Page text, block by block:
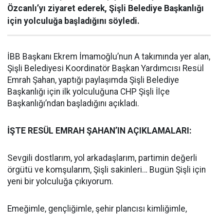
Özcanlı’yı ziyaret ederek, Şişli Belediye Başkanlığı
için yolculuğa başladığını söyledi.
İBB Başkanı Ekrem İmamoğlu’nun A takımında yer alan,
Şişli Belediyesi Koordinatör Başkan Yardımcısı Resül
Emrah Şahan, yaptığı paylaşımda Şişli Belediye
Başkanlığı için ilk yolculuğuna CHP Şişli İlçe
Başkanlığı’ndan başladığını açıkladı.
İŞTE RESÜL EMRAH ŞAHAN’IN AÇIKLAMALARI:
Sevgili dostlarım, yol arkadaşlarım, partimin değerli
örgütü ve komşularım, Şişli sakinleri… Bugün Şişli için
yeni bir yolculuğa çıkıyorum.
Emeğimle, gençliğimle, şehir plancısı kimliğimle,